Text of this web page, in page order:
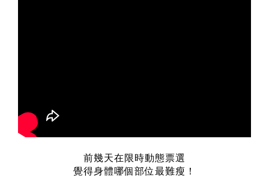
前幾天在限時動態票選
覺得身體哪個部位最難瘦！